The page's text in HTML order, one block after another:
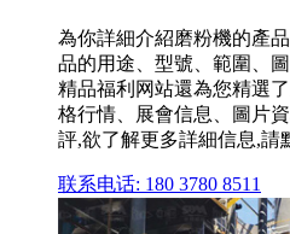
為你詳細介紹磨粉機的產
品的用途、型號、範圍、
精品福利网站還為您精選
格行情、展會信息、圖片
評,欲了解更多詳細信息,請
联系电话: 180 3780 8511